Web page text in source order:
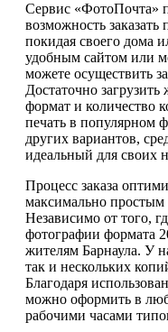
Сервис «ФотоПочта»
возможность
покидая своего дома
удобным сайтом или
можете осуществить
Достаточно
формат и количество
печать в популярном
других вариантов,
идеальный для своих
Процесс заказа
максимально
Независимо от того,
фотографии формата
жителям Барнаула. У
так и нескольких
Благодаря
можно оформить в
рабочими часами